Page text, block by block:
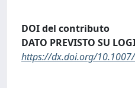
DOI del contributo
DATO PREVISTO SU
https://dx.doi.org/